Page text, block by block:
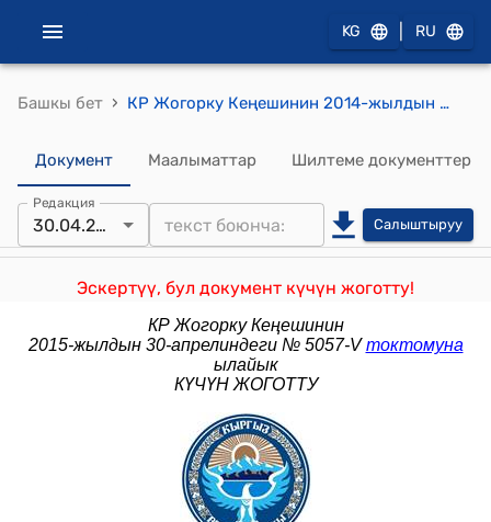
KG RU
Башкы бет › КР Жогорку Кеңешинин 2014-жылдын 24-декабрындагы № 4623-V "Кыргыз Республикасынын Өкмөтүнүн курамы жөнүндө" Кыргыз Республикасынын Жогорку Кеңешинин 2014-жылдын 3-апрелиндеги № 3935-V токтомуна өзгөртүү киргизүү тууралуу" токтому
Документ Маалыматтар Шилтеме документтер
Редакция
30.04.2015 Салыштыруу
Эскертүү, бул документ күчүн жоготту!